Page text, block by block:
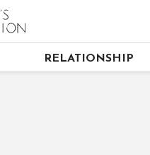
RELATIONSHIP